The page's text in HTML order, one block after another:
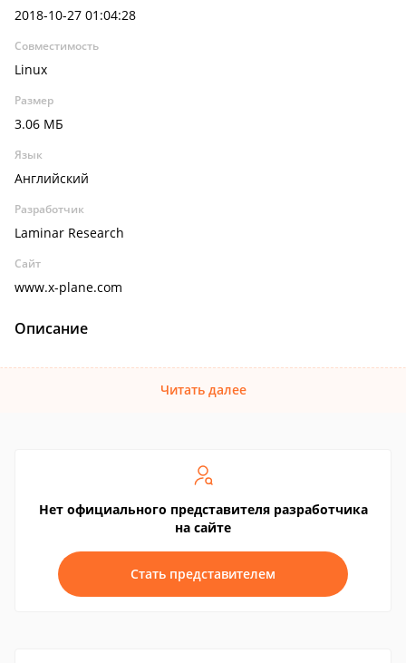
2018-10-27 01:04:28
Совместимость
Linux
Размер
3.06 МБ
Язык
Английский
Разработчик
Laminar Research
Сайт
www.x-plane.com
Описание
Читать далее
Нет официального представителя разработчика
на сайте
Стать представителем